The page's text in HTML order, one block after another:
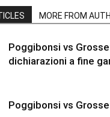
MORE FROM
Poggibonsi vs
dichiarazioni a fine
Poggibonsi vs